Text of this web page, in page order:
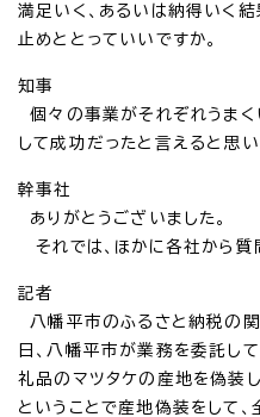
満足いく、あるいは納得いく
止めととっていいですか。
知事
個々の事業がそれぞれうまく
して成功だったと言えると思い
幹事社
ありがとうございました。
それでは、ほかに各社から質
記者
八幡平市のふるさと納税の関
日、八幡平市が業務を委託し
礼品のマツタケの産地を偽装
ということで産地偽装をして